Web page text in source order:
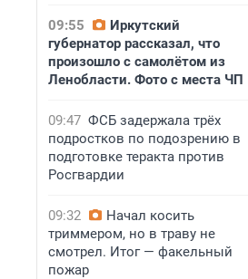
09:55
Иркутский
губернатор рассказал, что
произошло с самолётом из
Ленобласти. Фото с места ЧП
09:47 ФСБ задержала трёх
подростков по подозрению в
подготовке теракта против
Росгвардии
09:32
Начал косить
триммером, но в траву не
смотрел. Итог — факельный
пожар